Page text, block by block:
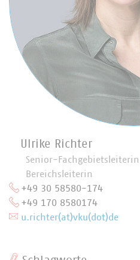
Ulrike Richter
Senior-
Bereichsleiterin
+49 30 58580-174
+49 170 8580174
u.richter(at)vku(dot)de